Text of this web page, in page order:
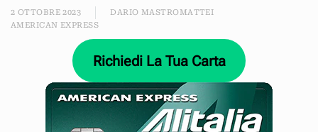
2 OTTOBRE 2023
DARIO MASTROMATTEI
AMERICAN EXPRESS
Richiedi La Tua Carta